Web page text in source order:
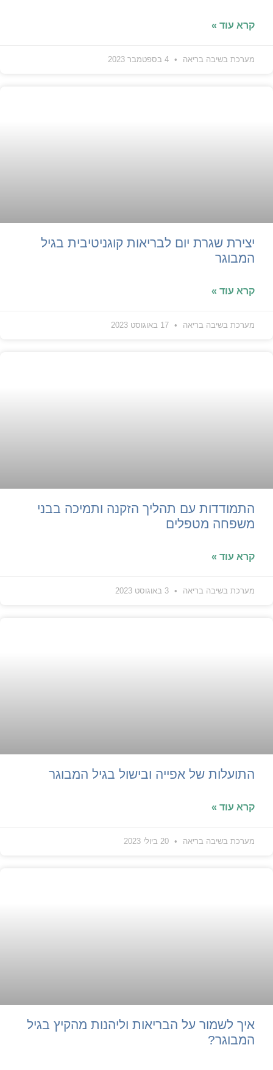
קרא עוד »
מערכת בשיבה בריאה
יצירת שגרת יום לבריאות קוגניטיבית בגיל
המבוגר
קרא עוד »
מערכת בשיבה בריאה
התמודדות עם תהליך הזקנה ותמיכה בבני
משפחה מטפלים
קרא עוד »
מערכת בשיבה בריאה
התועלות של אפייה ובישול בגיל המבוגר
קרא עוד »
מערכת בשיבה בריאה
איך לשמור על הבריאות וליהנות מהקיץ בגיל
המבוגר?